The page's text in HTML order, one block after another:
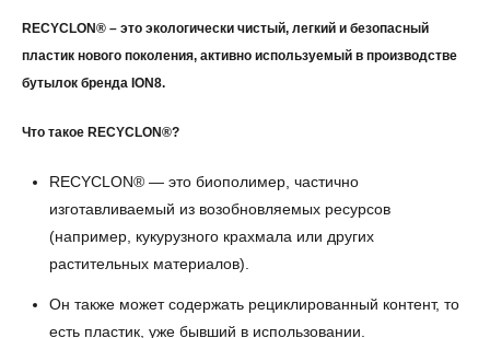
RECYCLON® – это экологически чистый, легкий и безопасный
пластик нового поколения, активно используемый в производстве
бутылок бренда ION8.
Что такое RECYCLON®?
RECYCLON® — это биополимер, частично
изготавливаемый из возобновляемых ресурсов
(например, кукурузного крахмала или других
растительных материалов).
Он также может содержать рециклированный контент, то
есть пластик, уже бывший в использовании.